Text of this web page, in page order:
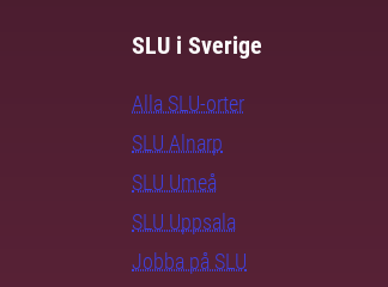
SLU i Sverige
Alla SLU-orter
SLU Alnarp
SLU Umeå
SLU Uppsala
Jobba på SLU